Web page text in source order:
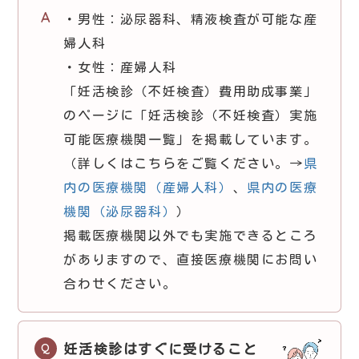
・男性：泌尿器科、精液検査が可能な産
婦人科
・女性：産婦人科
「妊活検診（不妊検査）費用助成事業」
のページに「妊活検診（不妊検査）実施
可能医療機関一覧」を掲載しています。
（詳しくはこちらをご覧ください。→県
内の医療機関（産婦人科） 、 県内の医療
機関（泌尿器科））
掲載医療機関以外でも実施できるところ
がありますので、直接医療機関にお問い
合わせください。
妊活検診はすぐに受けること